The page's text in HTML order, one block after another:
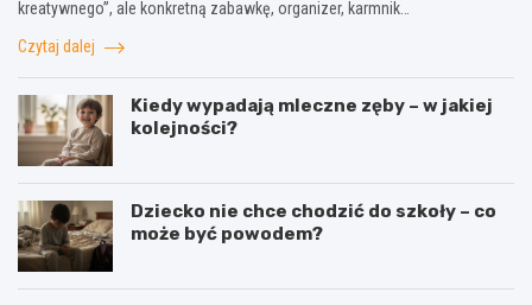
kreatywnego”, ale konkretną zabawkę, organizer, karmnik…
Czytaj dalej
Kiedy wypadają mleczne zęby – w jakiej
kolejności?
Dziecko nie chce chodzić do szkoły – co
może być powodem?